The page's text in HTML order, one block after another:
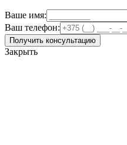
Ваше имя:
Ваш телефон:
Получить консультацию
Закрыть